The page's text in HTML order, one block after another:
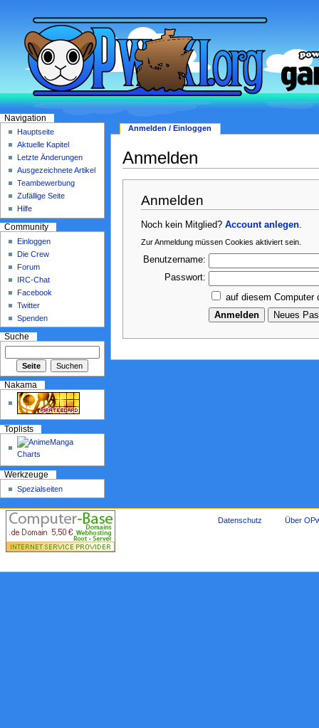
Anmelden
Anmelden
Noch kein Mitglied?Account anlegen
Zur Anmeldung müssen Cookies aktiviert sein.
Benutzername:
Passwort:
auf diesem Computer
Anmelden / Einloggen
Navigation
Hauptseite
Aktuelle Kapitel
Letzte Änderungen
Ausgezeichnete Artikel
Teambewerbung
Zufällige Seite
Hilfe
Community
Einloggen
Die Crew
Forum
IRC-Chat
Facebook
Twitter
Spenden
Suche
Nakama
Toplists
Werkzeuge
Spezialseiten
Datenschutz Über